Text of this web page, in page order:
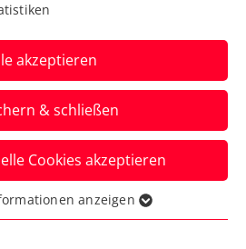
Austria
by SKE
Spitzendoppel kommt
nach
akzeptieren
& schließen
Cookies akzeptieren
für grundlegende
anzeigen